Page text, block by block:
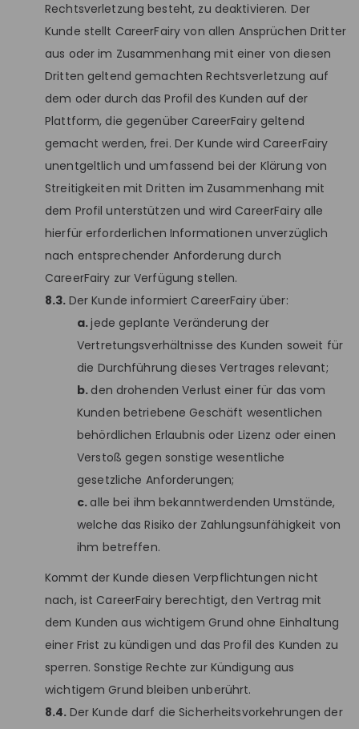
Rechtsverletzung besteht, zu deaktivieren. Der
Kunde stellt CareerFairy von allen Ansprüchen Dritter
aus oder im Zusammenhang mit einer von diesen
Dritten geltend gemachten Rechtsverletzung auf
dem oder durch das Profil des Kunden auf der
Plattform, die gegenüber CareerFairy geltend
gemacht werden, frei. Der Kunde wird CareerFairy
unentgeltlich und umfassend bei der Klärung von
Streitigkeiten mit Dritten im Zusammenhang mit
dem Profil unterstützen und wird CareerFairy alle
hierfür erforderlichen Informationen unverzüglich
nach entsprechender Anforderung durch
CareerFairy zur Verfügung stellen.
8.3. Der Kunde informiert CareerFairy über:
a.jede geplante Veränderung der
Vertretungsverhältnisse des Kunden soweit für
die Durchführung dieses Vertrages relevant;
b. den drohenden Verlust einer für das vom
Kunden betriebene Geschäft wesentlichen
behördlichen Erlaubnis oder Lizenz oder einen
Verstoß gegen sonstige wesentliche
gesetzliche Anforderungen;
c. alle bei ihm bekanntwerdenden Umstände,
welche das Risiko der Zahlungsunfähigkeit von
ihm betreffen.
Kommt der Kunde diesen Verpflichtungen nicht
nach, ist CareerFairy berechtigt, den Vertrag mit
dem Kunden aus wichtigem Grund ohne Einhaltung
einer Frist zu kündigen und das Profil des Kunden zu
sperren. Sonstige Rechte zur Kündigung aus
wichtigem Grund bleiben unberührt.
8.4. Der Kunde darf die Sicherheitsvorkehrungen der